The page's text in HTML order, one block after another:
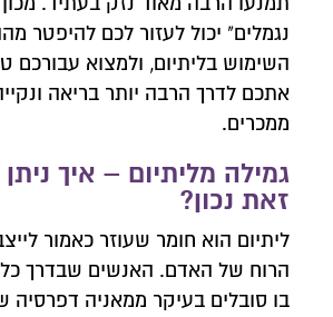
נגמלים" יכול לעזור לכם להיפטר
השימוש בליתיום, ולמצוא עבורכם
אתכם לדרך הרבה יותר בריאה
ממכרים.
גמילה מליתיום – איך
זאת נכון?
ליתיום הוא חומר שעוזר כאמור
הרוח של האדם. האנשים שבדרך
בו סובלים בעיקר ממאניה דפרסיה